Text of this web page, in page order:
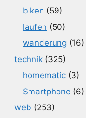
biken (59)
laufen (50)
wanderung (16)
technik (325)
homematic (3)
Smartphone (6)
web (253)